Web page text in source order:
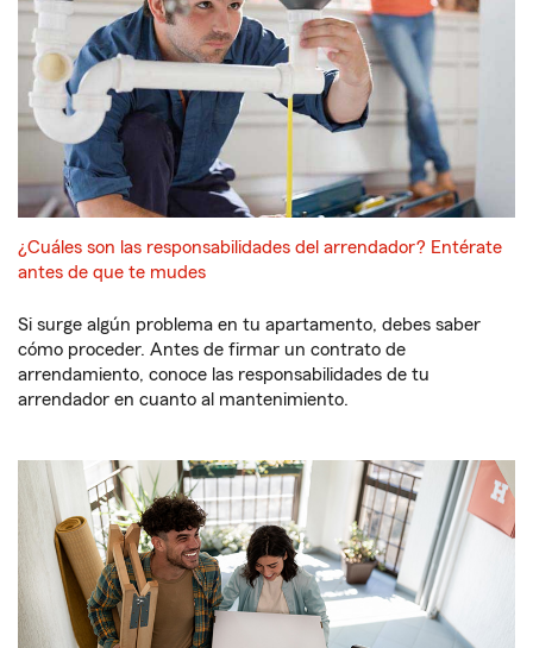
¿Cuáles son las responsabilidades del arrendador? Entérate
antes de que te mudes
Si surge algún problema en tu apartamento, debes saber
cómo proceder. Antes de firmar un contrato de
arrendamiento, conoce las responsabilidades de tu
arrendador en cuanto al mantenimiento.